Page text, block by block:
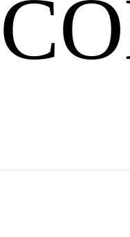
莫
名
吴
刚
嫦